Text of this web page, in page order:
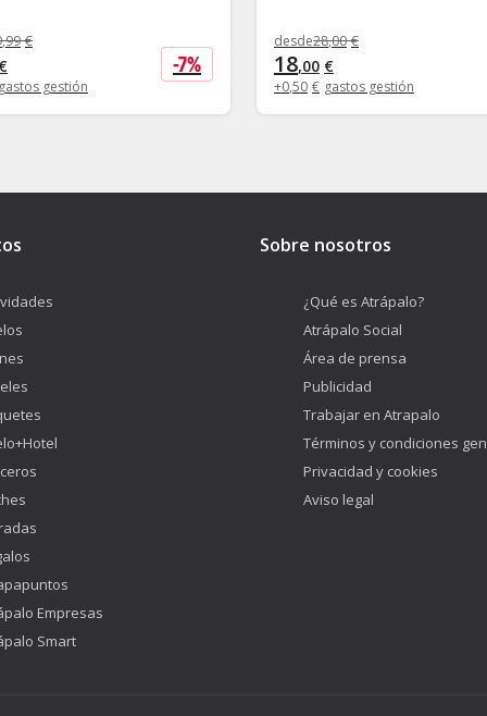
,99 €
€
gastos gestión
-7%
desde28,00 €
18,00 €
+0,50 € gastos gestión
Empresas
Smart
Sobre nosotros
¿Qué es Atrápalo?
Atrápalo Social
Área de prensa
Publicidad
Trabajar en Atrapalo
Términos y condiciones
Privacidad y cookies
Aviso legal